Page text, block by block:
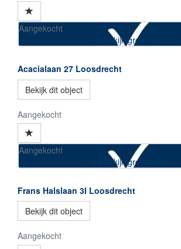
Aangekocht
Bekijk grote foto's
Acacialaan 27 Loosdrecht
Bekijk dit object
Aangekocht
Aangekocht
Bekijk grote foto's
Frans Halslaan 3I Loosdrecht
Bekijk dit object
Aangekocht